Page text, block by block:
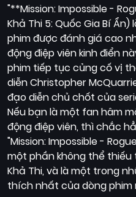
"**Mission: Impossible -
Khả Thi 5: Quốc Gia Bí
phim được đánh giá cao
động điệp viên kinh điển
phim tiếp tục củng cố vị
diễn Christopher
đạo diễn chủ chốt của
Nếu bạn là một fan hâm
động điệp viên, thì chắc
"Mission: Impossible -
một phần không thể thiếu
Khả Thi, và là một trong
thích nhất của dòng phim